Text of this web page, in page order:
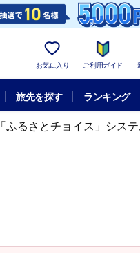
お気に入り ご利用ガイド
旅先を探す ランキング
「ふるさとチョイス」シス